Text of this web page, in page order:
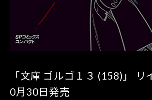
「文庫 ゴルゴ１３ (158)」 リ
0月30日発売